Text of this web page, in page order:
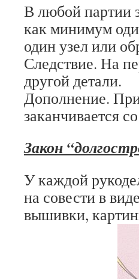
В любой партии
как минимум
один узел или
Следствие. На
другой детали.
Дополнение.
заканчивается
Закон
У каждой
на совести в
вышивки,